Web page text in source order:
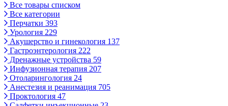
Все товары списком
Все категории
Перчатки 393
Урология 229
Акушерство и гинекология 137
Гастроэнтерология 222
Дренажные устройства 59
Инфузионная терапия 207
Отоларингология 24
Анестезия и реанимация 705
Проктология 47